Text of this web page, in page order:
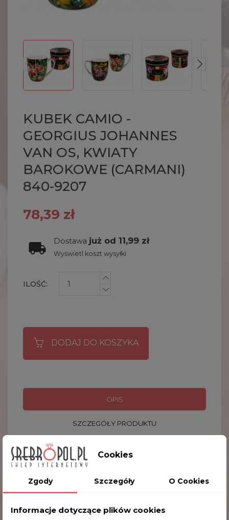
KUBEK CAMIO -
GEORGIUS JOHANNES
VAN OS, KWIATY
BAROKOWE (CARMANI)
840-9207
78,39 zł
Dostawa już od 11,99 zł
Wyświetl koszt wysyłki
ILOŚĆ:
DODAJ DO KOSZYKA
OPIS
SZCZEGÓŁY PRODUKTU
Kubki wykonane są z dobrej jakości porcelany.
Dobrze wyprofilowane uchwyty zapewniają
komfort użytkowania. Zapakowane w ozdobne,
prezentowe pudełko.
Cookies
Zgody Szczegóły O Cookies
Informacje dotyczące plików cookies